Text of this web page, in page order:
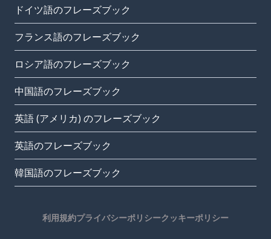
ドイツ語のフレーズブック
フランス語のフレーズブック
ロシア語のフレーズブック
中国語のフレーズブック
英語 (アメリカ) のフレーズブック
英語のフレーズブック
韓国語のフレーズブック
利用規約プライバシーポリシークッキーポリシー